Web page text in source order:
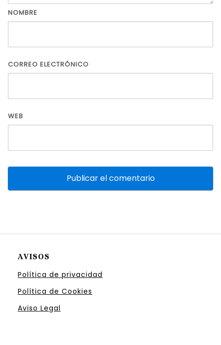
NOMBRE
CORREO ELECTRÓNICO
WEB
AVISOS
Política de privacidad
Política de Cookies
Aviso Legal